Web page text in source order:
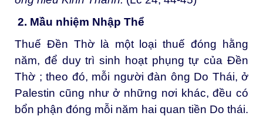
2. Mầu nhiệm Nhập Thể
Thuế Đền Thờ là một loại thuế đóng hằng
năm, để duy trì sinh hoạt phụng tự của Đền
Thờ ; theo đó, mỗi người đàn ông Do Thái, ở
Palestin cũng như ở những nơi khác, đều có
bổn phận đóng mỗi năm hai quan tiền Do thái.